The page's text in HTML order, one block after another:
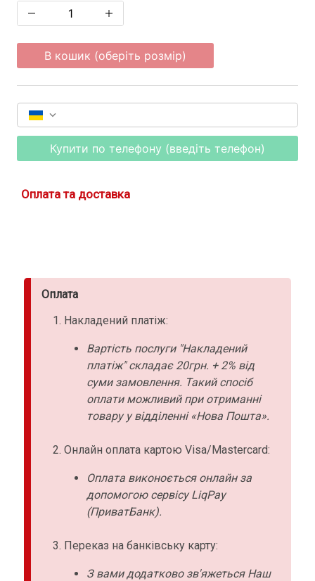
В кошик (оберіть розмір)
Купити по телефону (введіть телефон)
Оплата та доставка
Оплата
Накладений платіж:
Вартість послуги "Накладений
платіж" складає 20грн. + 2% від
суми замовлення. Такий спосіб
оплати можливий при отриманні
товару у відділенні «Нова Пошта».
Онлайн оплата картою Visa/Mastercard:
Оплата виконоється онлайн за
допомогою сервісу LiqPay
(ПриватБанк).
Переказ на банківську карту:
З вами додатково зв'яжеться Наш